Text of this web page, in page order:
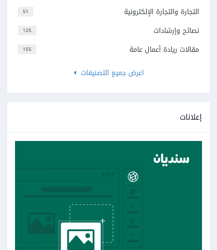
51 التجارة والتجارة الإلكترونية
125 نصائح وإرشادات
155
مقالات ريادة أعمال عامة
اعرض جميع التصنيفات
إعلانات